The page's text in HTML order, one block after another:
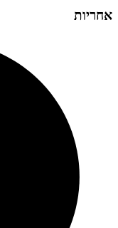
אחריות